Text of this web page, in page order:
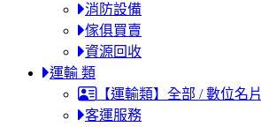
消防設備
傢俱買賣
資源回收
運輸 類
【運輸類】全部 / 數位名片
客運服務